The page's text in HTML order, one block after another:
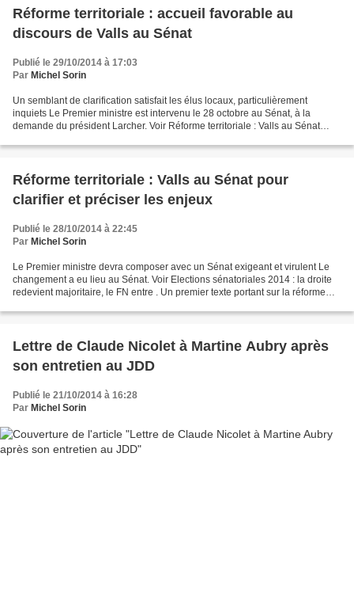
Réforme territoriale : accueil favorable au
discours de Valls au Sénat
Publié le 29/10/2014 à 17:03
Par Michel Sorin
Un semblant de clarification satisfait les élus locaux, particulièrement
inquiets Le Premier ministre est intervenu le 28 octobre au Sénat, à la
demande du président Larcher. Voir Réforme territoriale : Valls au Sénat
Réforme territoriale : Valls au Sénat pour
clarifier et préciser les enjeux
Publié le 28/10/2014 à 22:45
Par Michel Sorin
Le Premier ministre devra composer avec un Sénat exigeant et virulent Le
changement a eu lieu au Sénat. Voir Elections sénatoriales 2014 : la droite
redevient majoritaire, le FN entre . Un premier texte portant sur la réforme
Lettre de Claude Nicolet à Martine Aubry après
son entretien au JDD
Publié le 21/10/2014 à 16:28
Par Michel Sorin